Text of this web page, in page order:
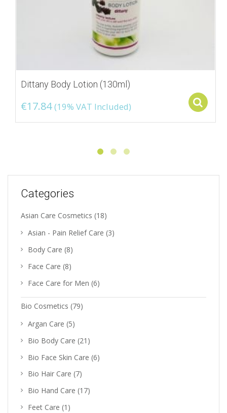
Dittany Body Lotion (130ml)
€17.84 (19% VAT Included)
Categories
Asian Care Cosmetics (18)
Asian - Pain Relief Care (3)
Body Care (8)
Face Care (8)
Face Care for Men (6)
Bio Cosmetics (79)
Argan Care (5)
Bio Body Care (21)
Bio Face Skin Care (6)
Bio Hair Care (7)
Bio Hand Care (17)
Feet Care (1)